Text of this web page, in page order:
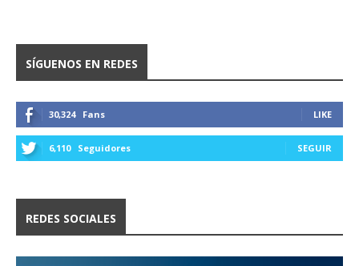
SÍGUENOS EN REDES
30,324 Fans LIKE
6,110 Seguidores SEGUIR
REDES SOCIALES